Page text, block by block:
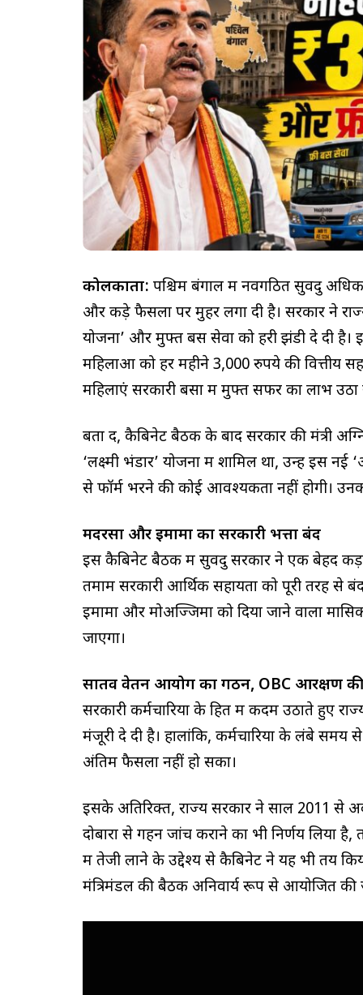
कोलकाता: पश्चिम बंगाल में नवगठित सुवेंदु
और कड़े फैसलों पर मुहर लगा दी है। सरकार ने
योजना’ और मुफ्त बस सेवा को हरी झंडी दे दी
महिलाओं को हर महीने 3,000 रुपये की वित्तीय
महिलाएं सरकारी बसों में मुफ्त सफर का लाभ उठा
बता दें, कैबिनेट बैठक के बाद सरकार की मंत्री
‘लक्ष्मी भंडार’ योजना में शामिल था, उन्हें इस नई
से फॉर्म भरने की कोई आवश्यकता नहीं होगी।
मदरसों और इमामों का सरकारी भत्ता बंद
इस कैबिनेट बैठक में सुवेंदु सरकार ने एक बेहद
तमाम सरकारी आर्थिक सहायता को पूरी तरह से
इमामों और मोअज्जिमों को दिया जाने वाला
जाएगा।
सातवें वेतन आयोग का गठन, OBC आरक्षण की
सरकारी कर्मचारियों के हित में कदम उठाते हुए
मंजूरी दे दी है। हालांकि, कर्मचारियों के लंबे
अंतिम फैसला नहीं हो सका।
इसके अतिरिक्त, राज्य सरकार ने साल 2011 से
दोबारा से गहन जांच कराने का भी निर्णय लिया
में तेजी लाने के उद्देश्य से कैबिनेट ने यह भी तय
मंत्रिमंडल की बैठक अनिवार्य रूप से आयोजित की